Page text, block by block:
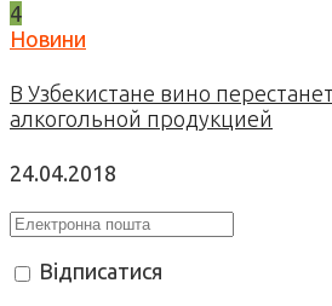
4
Новини
В Узбекистане вино
алкогольной продукцией
24.04.2018
Відписатися